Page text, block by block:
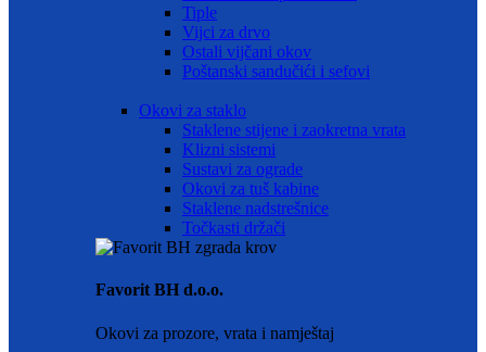
Tiple
Vijci za drvo
Ostali vijčani okov
Poštanski sandučići i sefovi
Okovi za staklo
Staklene stijene i zaokretna vrata
Klizni sistemi
Sustavi za ograde
Okovi za tuš kabine
Staklene nadstrešnice
Točkasti držači
Favorit BH d.o.o.
Okovi za prozore, vrata i namještaj